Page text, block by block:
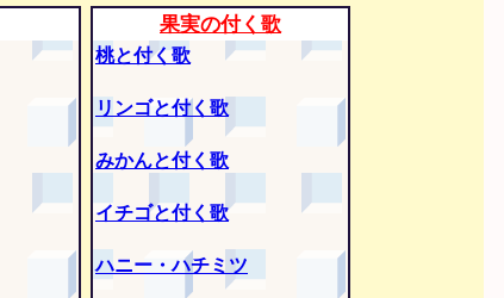
果実の付く歌
桃と付く歌
リンゴと付く歌
みかんと付く歌
イチゴと付く歌
ハニー・ハチミツ